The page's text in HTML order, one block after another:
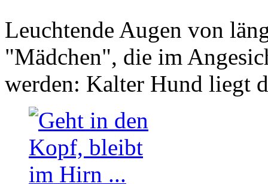
Leuchtende Augen von
"Mädchen", die im
werden: Kalter Hund liegt